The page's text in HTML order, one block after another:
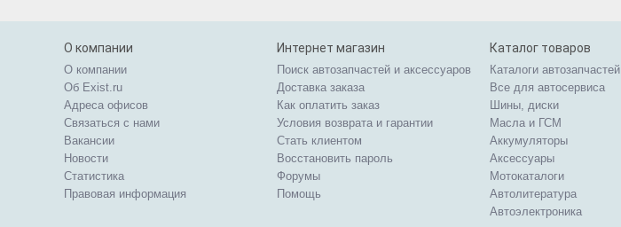
О компании
О компании
Об Exist.ru
Адреса офисов
Связаться с нами
Вакансии
Новости
Статистика
Правовая информация
Интернет магазин
Поиск автозапчастей и аксессуаров
Доставка заказа
Как оплатить заказ
Условия возврата и гарантии
Стать клиентом
Восстановить пароль
Форумы
Помощь
Каталог товаров
Каталоги автозапчастей
Все для автосервиса
Шины, диски
Масла и ГСМ
Аккумуляторы
Аксессуары
Мотокаталоги
Автолитература
Автоэлектроника